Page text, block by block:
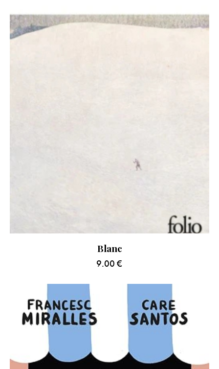
Blanc
9.00 €